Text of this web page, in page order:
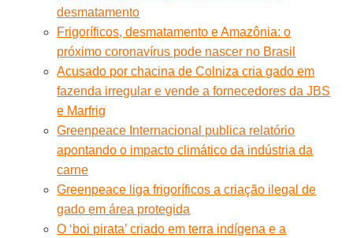
desmatamento
Frigoríficos, desmatamento e Amazônia: o
próximo coronavírus pode nascer no Brasil
Acusado por chacina de Colniza cria gado em
fazenda irregular e vende a fornecedores da JBS
e Marfrig
Greenpeace Internacional publica relatório
apontando o impacto climático da indústria da
carne
Greenpeace liga frigoríficos a criação ilegal de
gado em área protegida
O ‘boi pirata’ criado em terra indígena e a